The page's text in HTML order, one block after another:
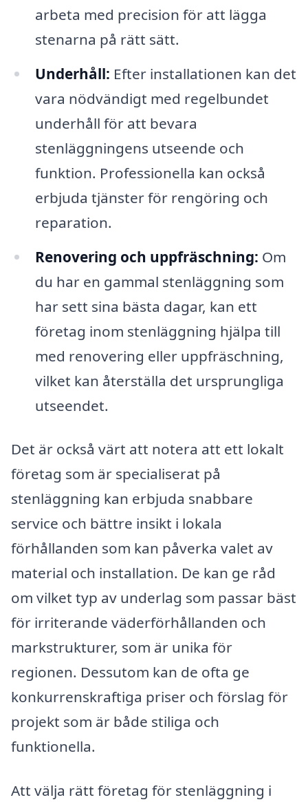
arbeta med precision för att lägga
stenarna på rätt sätt.
Underhåll: Efter installationen kan det
vara nödvändigt med regelbundet
underhåll för att bevara
stenläggningens utseende och
funktion. Professionella kan också
erbjuda tjänster för rengöring och
reparation.
Renovering och uppfräschning: Om
du har en gammal stenläggning som
har sett sina bästa dagar, kan ett
företag inom stenläggning hjälpa till
med renovering eller uppfräschning,
vilket kan återställa det ursprungliga
utseendet.
Det är också värt att notera att ett lokalt
företag som är specialiserat på
stenläggning kan erbjuda snabbare
service och bättre insikt i lokala
förhållanden som kan påverka valet av
material och installation. De kan ge råd
om vilket typ av underlag som passar bäst
för irriterande väderförhållanden och
markstrukturer, som är unika för
regionen. Dessutom kan de ofta ge
konkurrenskraftiga priser och förslag för
projekt som är både stiliga och
funktionella.
Att välja rätt företag för stenläggning i